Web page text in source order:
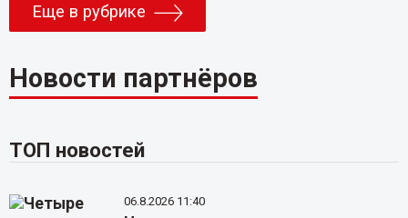
Еще в рубрике
Новости партнёров
ТОП новостей
06.8.2026 11:40